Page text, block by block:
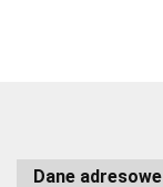
Dane adresowe